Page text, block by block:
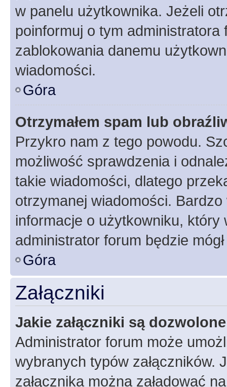
w panelu użytkownika. Jeżeli
poinformuj o tym
zablokowania danemu
wiadomości.
Góra
Otrzymałem spam lub
Przykro nam z tego powodu.
możliwość sprawdzenia i
takie wiadomości, dlatego
otrzymanej wiadomości.
informacje o użytkowniku, który
administrator forum będzie
Góra
Załączniki
Jakie załączniki są
Administrator forum może
wybranych typów załączników.
załącznika można załadować